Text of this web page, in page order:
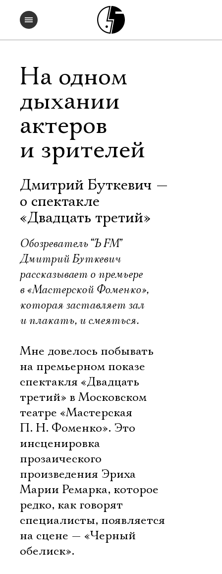
На одном
дыхании
актеров
и зрителей
Дмитрий Буткевич —
о спектакле
«Двадцать третий»
Обозреватель “Ъ FM”
Дмитрий Буткевич
рассказывает о премьере
в «Мастерской Фоменко»,
которая заставляет зал
и плакать, и смеяться.
Мне довелось побывать
на премьерном показе
спектакля «Двадцать
третий» в Московском
театре «Мастерская
П. Н. Фоменко». Это
инсценировка
прозаического
произведения Эриха
Марии Ремарка, которое
редко, как говорят
специалисты, появляется
на сцене — «Черный
обелиск».